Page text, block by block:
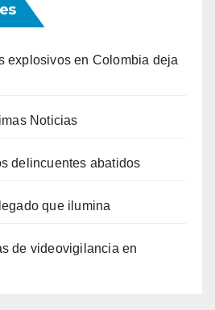
explosivos en Colombia deja
Noticias
delincuentes abatidos
que ilumina
de videovigilancia en